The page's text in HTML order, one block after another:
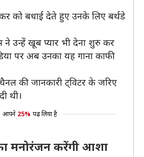
को बधाई देते हुए उनके लिए बर्थडे
उन्हें खूब प्यार भी देना शुरु कर
पर अब उनका यह गाना काफी
की जानकारी ट्विटर के जरिए
थी।
आपने 25% पढ़ लिया है
मनोरंजन करेंगी आशा